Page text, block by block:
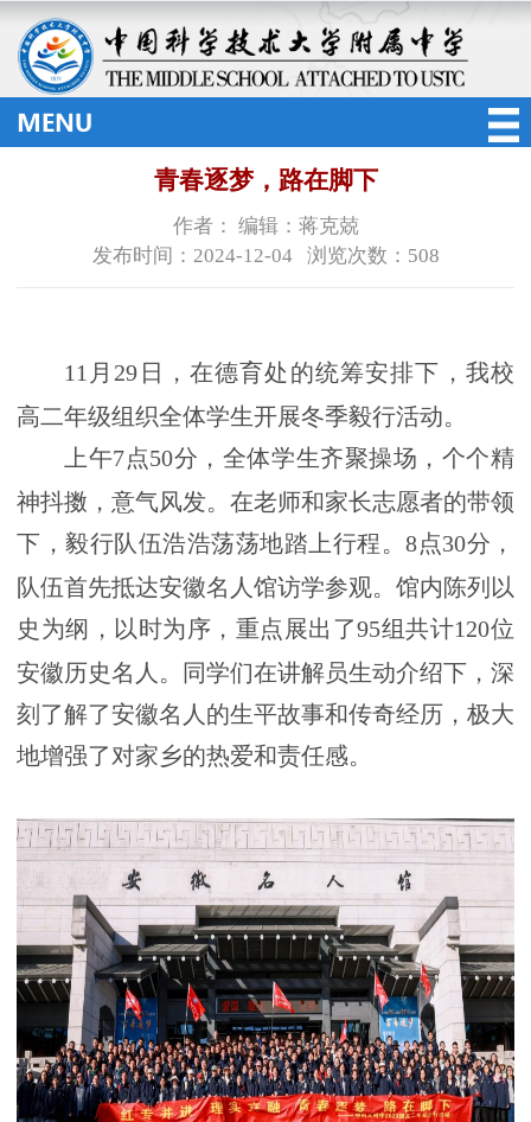
青春逐梦，路在脚下
作者： 编辑：蒋克兢
发布时间：2024-12-04 浏览次数： 508
11 月 29 日，在德育处的统筹安排下，我校
高二年级组织全体学生开展冬季毅行活动。
上午7点50分，全体学生齐聚操场，个个精
神抖擞，意气风发。在老师和家长志愿者的带领
下，毅行队伍浩浩荡荡地踏上行程。 8点30分，
队伍首先抵达安徽名人馆访学参观。馆内陈列以
史为纲，以时为序，重点展出了95组共计120位
安徽历史名人。同学们在讲解员生动介绍下，深
刻了解了安徽名人的生平故事和传奇经历，极大
地增强了对家乡的热爱和责任感。